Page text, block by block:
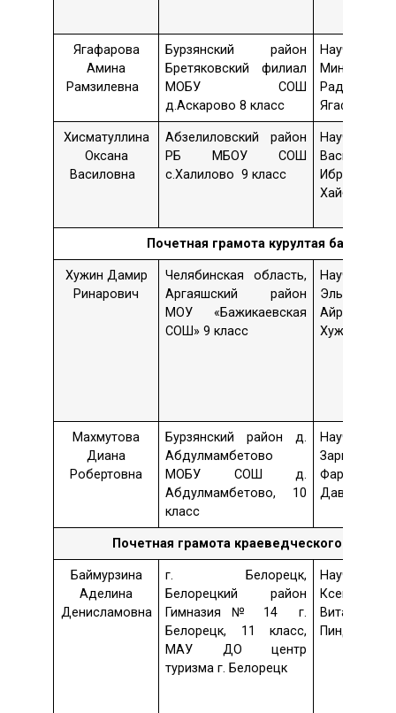
Ягафарова
Амина
Рамзилевна
Бурзянский район
Бретяковский филиал
МОБУ СОШ
д.Аскарово 8 класс
Науч.
Минсылу
Радисовна
Ягафарова
Хисматуллина
Оксана
Василовна
Абзелиловский район
РБ МБОУ СОШ
с.Халилово 9 класс
Науч.
Василя
Почетная грамота курултая башкир
Хужин Дамир
Ринарович
Челябинская область,
Аргаяшский район
МОУ «Бажикаевская
СОШ» 9 класс
Науч.
Эльвина
Айратовна
Хужина
Махмутова
Диана
Робертовна
Бурзянский район д.
Абдулмамбетово
МОБУ СОШ д.
Абдулмамбетово, 10
класс
Науч.
Зарима
Фаритовна
Почетная грамота краеведческого
Баймурзина
Аделина
Денисламовна
г. Белорецк,
Белорецкий район
Гимназия № 14 г.
Белорецк, 11 класс,
МАУ ДО центр
туризма г. Белорецк
Науч.
Ксения
Витальевна
Пиндюрина